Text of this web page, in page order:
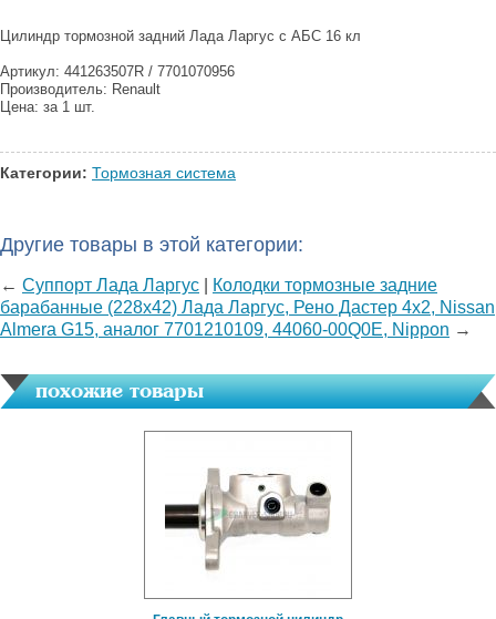
Цилиндр тормозной задний Лада Ларгус с АБС 16 кл
Артикул: 441263507R / 7701070956
Производитель: Renault
Цена: за 1 шт.
Категории: Тормозная система
Другие товары в этой категории:
← Суппорт Лада Ларгус
Колодки тормозные задние
барабанные (228x42) Лада Ларгус, Рено Дастер 4x2, Nissan
Almera G15, аналог 7701210109, 44060-00Q0E, Nippon →
похожие товары